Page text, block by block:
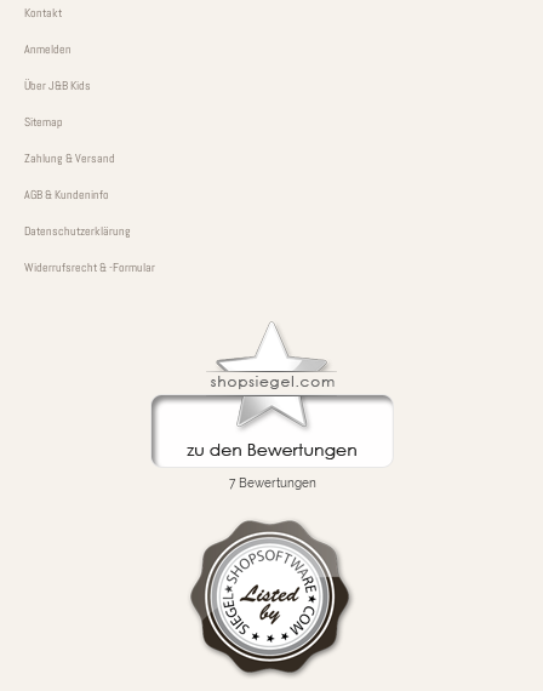
Kontakt
Anmelden
Über J&B Kids
Sitemap
Zahlung & Versand
AGB & Kundeninfo
Datenschutzerklärung
Widerrufsrecht & -Formular